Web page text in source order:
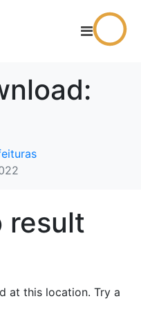
result
at this location. Try a